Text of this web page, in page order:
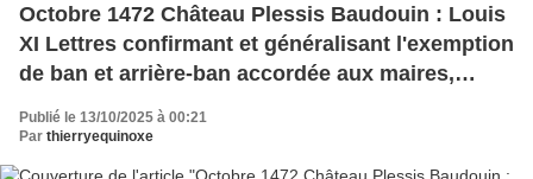
Octobre 1472 Château Plessis Baudouin : Louis
XI Lettres confirmant et généralisant l'exemption
de ban et arrière-ban accordée aux maires,
Publié le 13/10/2025 à 00:21
Par thierryequinoxe